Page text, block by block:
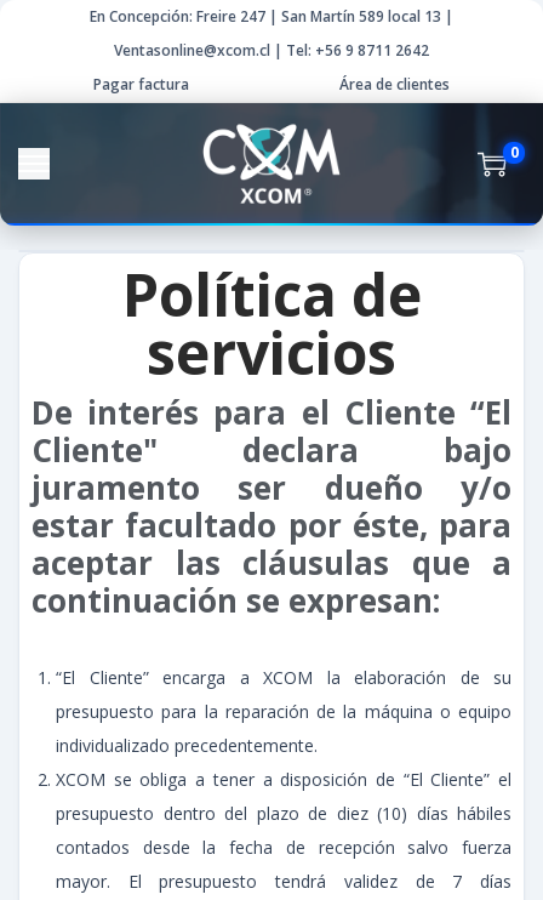
En Concepción: Freire 247 | San Martín 589 local 13 |
Ventasonline@xcom.cl | Tel: +56 9 8711 2642
Pagar factura
Área de clientes
0
Política de
servicios
De interés para el Cliente “El
Cliente" declara bajo
juramento ser dueño y/o
estar facultado por éste, para
aceptar las cláusulas que a
continuación se expresan:
“El Cliente” encarga a XCOM la elaboración de su
presupuesto para la reparación de la máquina o equipo
individualizado precedentemente.
XCOM se obliga a tener a disposición de “El Cliente” el
presupuesto dentro del plazo de diez (10) días hábiles
contados desde la fecha de recepción salvo fuerza
mayor. El presupuesto tendrá validez de 7 días